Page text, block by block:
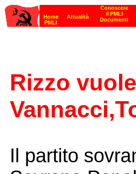
Rizzo
Il partito